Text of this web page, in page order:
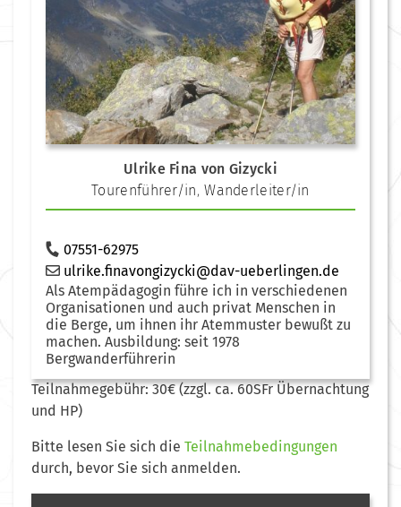
Ulrike Fina von Gizycki
Tourenführer/in,Wanderleiter/in
07551-62975
ulrike.finavongizycki@dav-ueberlingen.de
Als Atempädagogin führe ich in verschiedenen
Organisationen und auch privat Menschen in
die Berge, um ihnen ihr Atemmuster bewußt zu
machen. Ausbildung: seit 1978
Bergwanderführerin
Teilnahmegebühr: 30€ (zzgl. ca. 60SFr Übernachtung
und HP)
Bitte lesen Sie sich die Teilnahmebedingungen
durch, bevor Sie sich anmelden.